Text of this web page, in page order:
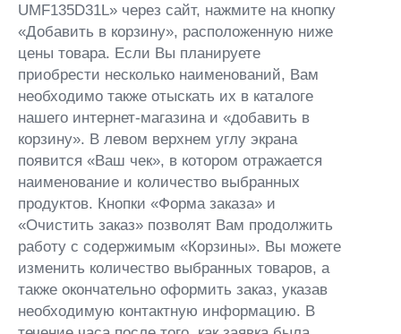
UMF135D31L» через сайт, нажмите на кнопку
«Добавить в корзину», расположенную ниже
цены товара. Если Вы планируете
приобрести несколько наименований, Вам
необходимо также отыскать их в каталоге
нашего интернет-магазина и «добавить в
корзину». В левом верхнем углу экрана
появится «Ваш чек», в котором отражается
наименование и количество выбранных
продуктов. Кнопки «Форма заказа» и
«Очистить заказ» позволят Вам продолжить
работу с содержимым «Корзины». Вы можете
изменить количество выбранных товаров, а
также окончательно оформить заказ, указав
необходимую контактную информацию. В